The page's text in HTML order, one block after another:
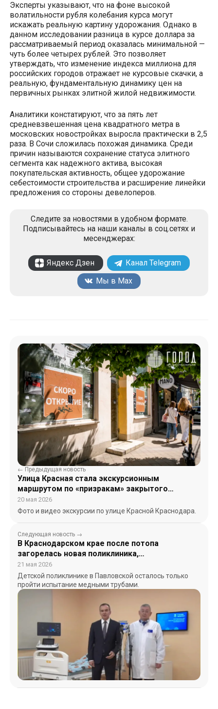
Эксперты указывают, что на фоне высокой
волатильности рубля колебания курса могут
искажать реальную картину удорожания. Однако в
данном исследовании разница в курсе доллара за
рассматриваемый период оказалась минимальной —
чуть более четырех рублей. Это позволяет
утверждать, что изменение индекса миллиона для
российских городов отражает не курсовые скачки, а
реальную, фундаментальную динамику цен на
первичных рынках элитной жилой недвижимости.
Аналитики констатируют, что за пять лет
средневзвешенная цена квадратного метра в
московских новостройках выросла практически в 2,5
раза. В Сочи сложилась похожая динамика. Среди
причин называются сохранение статуса элитного
сегмента как надежного актива, высокая
покупательская активность, общее удорожание
себестоимости строительства и расширение линейки
предложения со стороны девелоперов.
Следите за новостями в удобном формате.
Подписывайтесь на наши каналы в соц.сетях и
месенджерах:
Яндекс Дзен
Канал Telegram
Мы в Max
← Предыдущая новость
Улица Красная стала экскурсионным
маршрутом по «призракам» закрытого
бизнеса Краснодара
20 мая 2026
Фото и видео экскурсии по улице Красной Краснодара.
Следующая новость →
В Краснодарском крае после потопа
загорелась новая поликлиника,
презентованная губернатором Путину
21 мая 2026
Детской поликлинике в Павловской осталось только
пройти испытание медными трубами.